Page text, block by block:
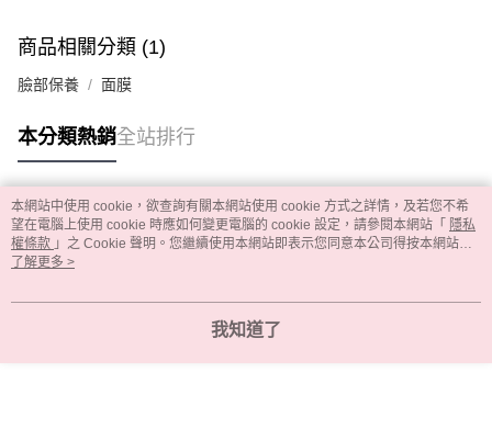
商品相關分類 (1)
臉部保養 面膜
本分類熱銷全站排行
熱門標籤
本網站中使用 cookie，欲查詢有關本網站使用 cookie 方式之詳情，及若您不希
望在電腦上使用 cookie 時應如何變更電腦的 cookie 設定，請參閱本網站「 隱私
權條款 」之 Cookie 聲明。您繼續使用本網站即表示您同意本公司得按本網站使
用條款之 Cookie 聲明使用 cookie。
了解更多 >
我知道了